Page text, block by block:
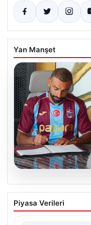
Yan Manşet
Trabzonspor
açıkladı!
Piyasa Verileri